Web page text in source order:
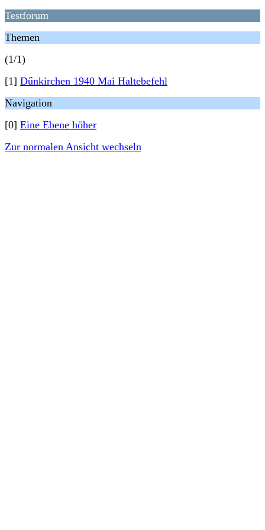
Testforum
Themen
(1/1)
[1] Dűnkirchen 1940 Mai Haltebefehl
Navigation
[0] Eine Ebene höher
Zur normalen Ansicht wechseln